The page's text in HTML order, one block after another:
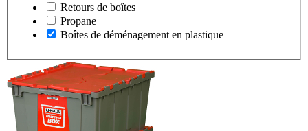
Retours de boîtes
Propane
Boîtes de déménagement en plastique